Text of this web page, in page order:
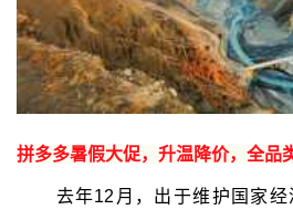
拼多多暑假大促，升温降价，全品
去年12月，出于维护国家